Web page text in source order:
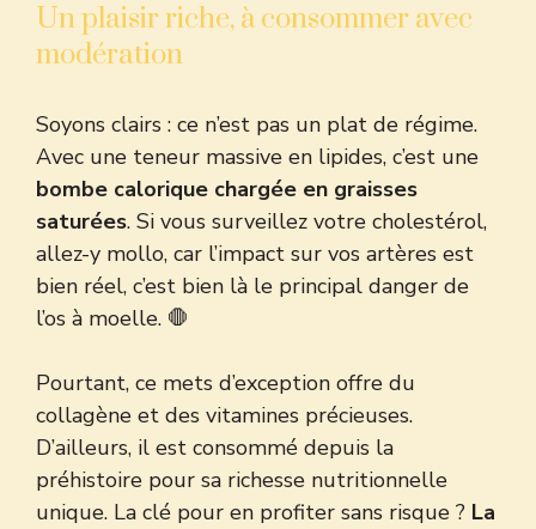
Un plaisir riche, à consommer avec
modération
Soyons clairs : ce n’est pas un plat de régime.
Avec une teneur massive en lipides, c’est une
bombe calorique chargée en graisses
saturées. Si vous surveillez votre cholestérol,
allez-y mollo, car l’impact sur vos artères est
bien réel, c’est bien là le principal danger de
l’os à moelle. 🛑
Pourtant, ce mets d’exception offre du
collagène et des vitamines précieuses.
D’ailleurs, il est consommé depuis la
préhistoire pour sa richesse nutritionnelle
unique. La clé pour en profiter sans risque ? La